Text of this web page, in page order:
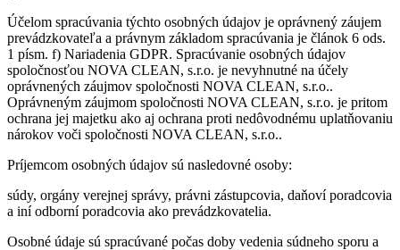
Účelom spracúvania týchto osobných údajov je oprávnený záujem
prevádzkovateľa a právnym základom spracúvania je článok 6 ods.
1 písm. f) Nariadenia GDPR. Spracúvanie osobných údajov
spoločnosťou NOVA CLEAN, s.r.o. je nevyhnutné na účely
oprávnených záujmov spoločnosti NOVA CLEAN, s.r.o..
Oprávneným záujmom spoločnosti NOVA CLEAN, s.r.o. je pritom
ochrana jej majetku ako aj ochrana proti nedôvodnému uplatňovaniu
nárokov voči spoločnosti NOVA CLEAN, s.r.o..
Príjemcom osobných údajov sú nasledovné osoby:
súdy, orgány verejnej správy, právni zástupcovia, daňoví poradcovia
a iní odborní poradcovia ako prevádzkovatelia.
Osobné údaje sú spracúvané počas doby vedenia súdneho sporu a